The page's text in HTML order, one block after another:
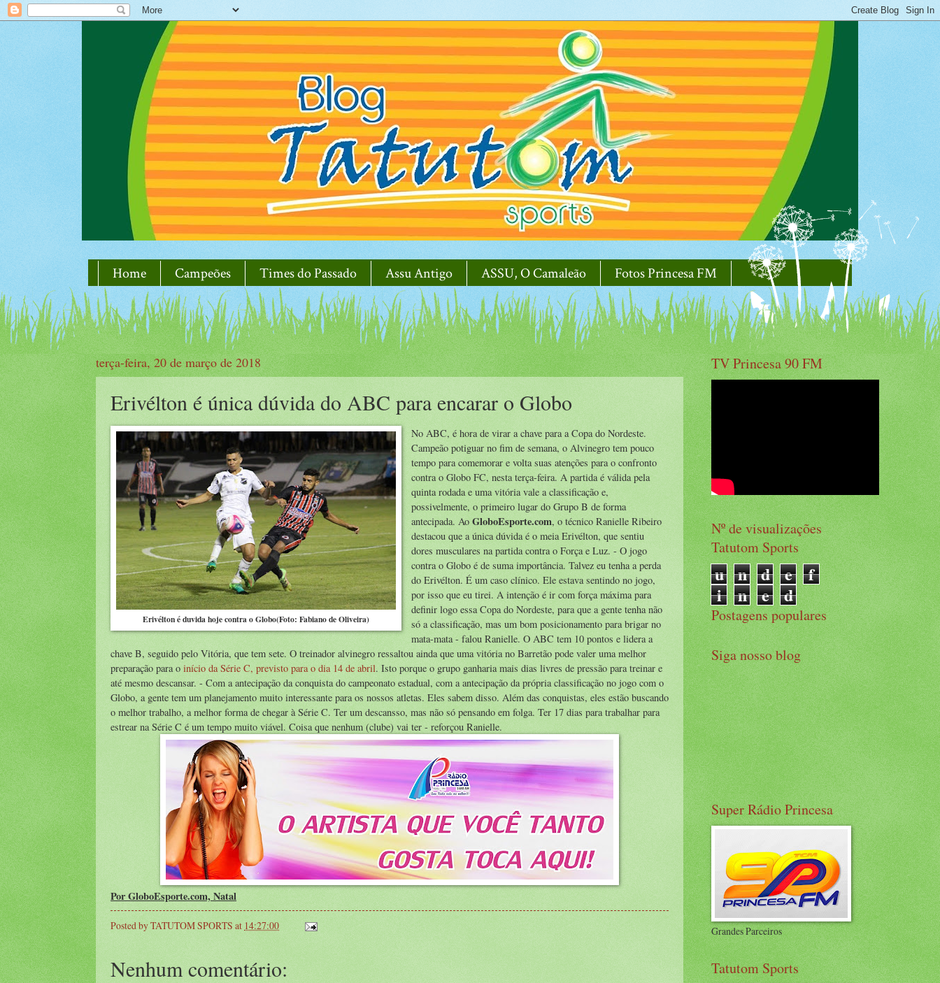
Home Campeões Times do Passado Assu Antigo ASSU, O Camaleão Fotos Princesa FM
terça-feira, 20 de março de 2018
Erivélton é única dúvida do ABC para encarar o Globo
Erivélton é duvida hoje contra o Globo(Foto: Fabiano de Oliveira)
No ABC, é hora de virar a chave para a Copa do Nordeste.
Campeão potiguar no fim de semana, o Alvinegro tem pouco
tempo para comemorar e volta suas atenções para o confronto
contra o Globo FC, nesta terça-feira. A partida é válida pela
quinta rodada e uma vitória vale a classificação e,
possivelmente, o primeiro lugar do Grupo B de forma
antecipada. AoGloboEsporte.com, o técnico Ranielle Ribeiro
destacou que a única dúvida é o meia Erivélton, que sentiu
dores musculares na partida contra o Força e Luz. - O jogo
contra o Globo é de suma importância. Talvez eu tenha a perda
do Erivélton. É um caso clínico. Ele estava sentindo no jogo,
por isso que eu tirei. A intenção é ir com força máxima para
definir logo essa Copa do Nordeste, para que a gente tenha não
só a classificação, mas um bom posicionamento para brigar no
mata-mata - falou Ranielle. O ABC tem 10 pontos e lidera a
chave B, seguido pelo Vitória, que tem sete. O treinador alvinegro ressaltou ainda que uma vitória no Barretão pode valer uma melhor
preparação para o início da Série C, previsto para o dia 14 de abril. Isto porque o grupo ganharia mais dias livres de pressão para treinar e
até mesmo descansar. - Com a antecipação da conquista do campeonato estadual, com a antecipação da própria classificação no jogo com o
Globo, a gente tem um planejamento muito interessante para os nossos atletas. Eles sabem disso. Além das conquistas, eles estão buscando
o melhor trabalho, a melhor forma de chegar à Série C. Ter um descansso, mas não só pensando em folga. Ter 17 dias para trabalhar para
estrear na Série C é um tempo muito viável. Coisa que nenhum (clube) vai ter - reforçou Ranielle.
Por GloboEsporte.com, Natal
Posted byTATUTOM SPORTS at 14:27:00
Nenhum comentário:
TV Princesa 90 FM
Nº de visualizações
Tatutom Sports
u n d e
f
i
n e d
Postagens populares
Siga nosso blog
Super Rádio Princesa
Grandes Parceiros
Tatutom Sports